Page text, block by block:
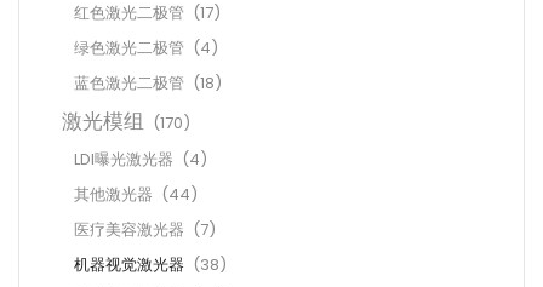
红色激光二极管 (17)
绿色激光二极管 (4)
蓝色激光二极管 (18)
激光模组 (170)
LDI曝光激光器 (4)
其他激光器 (44)
医疗美容激光器 (7)
机器视觉激光器 (38)